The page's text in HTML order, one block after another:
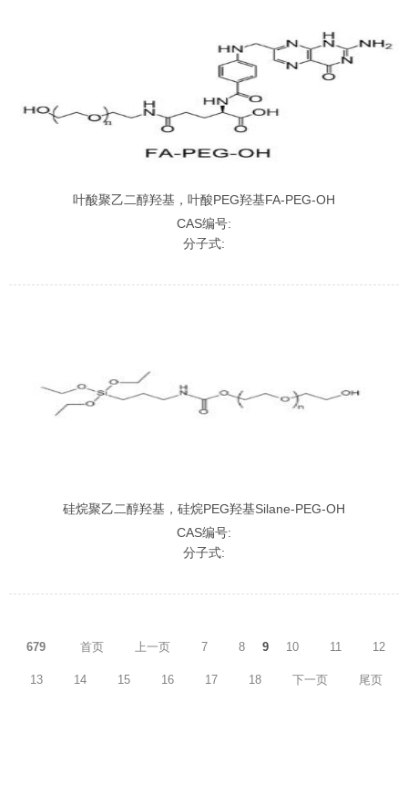
叶酸聚乙二醇羟基，叶酸PEG羟基FA-PEG-OH
CAS编号:
分子式:
硅烷聚乙二醇羟基，硅烷PEG羟基Silane-PEG-OH
CAS编号:
分子式:
679 首页 上一页 7 8 9 10 11 12
13 14 15 16 17 18 下一页 尾页